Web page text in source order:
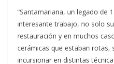
“Santamariana, un legado de
interesante trabajo, no solo
restauración y en muchos
cerámicas que estaban rotas,
incursionar en distintas